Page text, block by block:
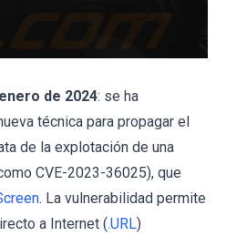
de 2024: se ha
técnica para propagar el
de la explotación de una
CVE-2023-36025), que
. La vulnerabilidad permite
a Internet (.URL)